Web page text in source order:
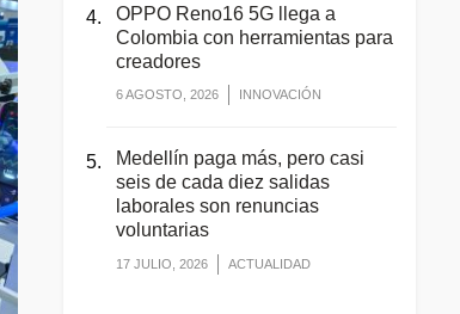
OPPO Reno16 5G llega a
Colombia con herramientas para
creadores
6 AGOSTO, 2026 INNOVACIÓN
Medellín paga más, pero casi
seis de cada diez salidas
laborales son renuncias
voluntarias
17 JULIO, 2026 ACTUALIDAD